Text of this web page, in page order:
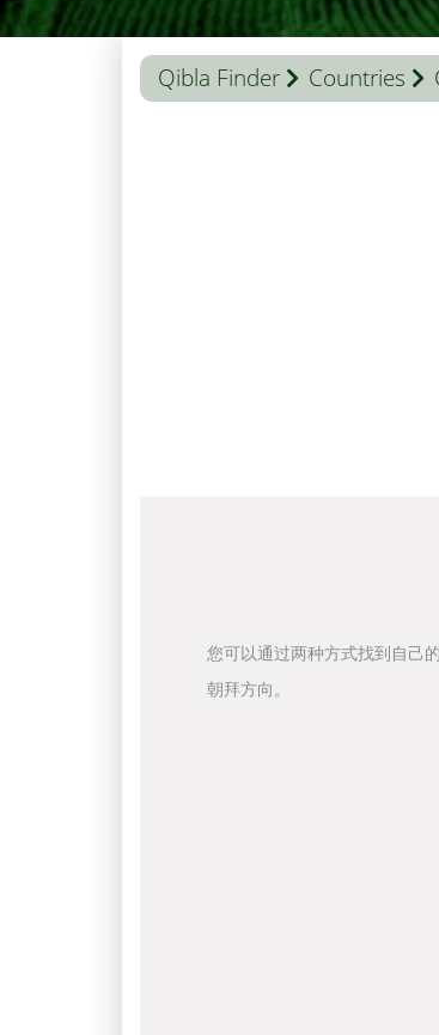
Qibla Finder Countries
您可以通过两种方式找到自己
朝拜方向。